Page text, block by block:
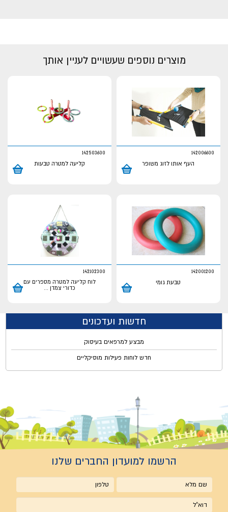
מוצרים נוספים שעשויים לעניין אותך
142006600
העף אותו לזוג משופר
142503600
קליעה למטרה טבעות
142001200
טבעת גומי
142102300
לוח קליעה למטרה מספרים עם
כדורי צמדן ...
חדשות ועדכונים
מבצע למרפאים בעיסוק
חדש לוחות פעילות מוסיקליים
הרשמו למועדון החברים שלנו
שם
מלא
טלפון